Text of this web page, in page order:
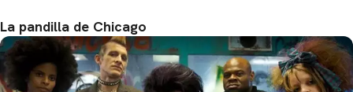
La pandilla de Chicago